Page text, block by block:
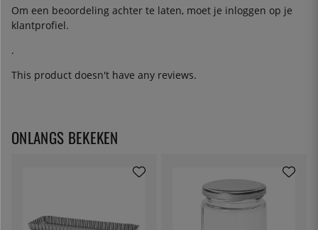
Om een beoordeling achter te laten, moet je inloggen op je
klantprofiel.
.
This product doesn't have any reviews.
ONLANGS BEKEKEN